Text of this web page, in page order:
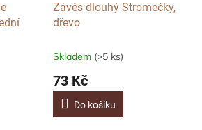
Závěs dlouhý Stromečky,
dřevo
Skladem (>5 ks)
73 Kč
Do košíku